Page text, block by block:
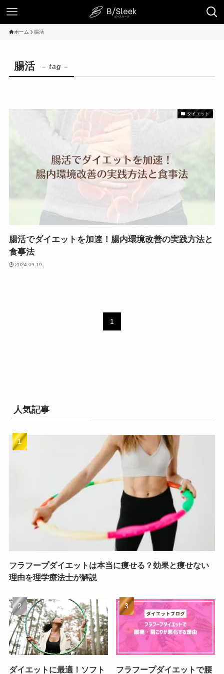
ホーム 腸活
腸活 – tag –
ダイエット
腸活でダイエットを加速！腸内環境改善の実践方法と
食事法
2024-09-19
1
人気記事
フラフープダイエットは本当に痩せる？効果と痩せない
理由を理学療法士が解説
ダイエットに最適！ソフト フラフープダイエットで腰